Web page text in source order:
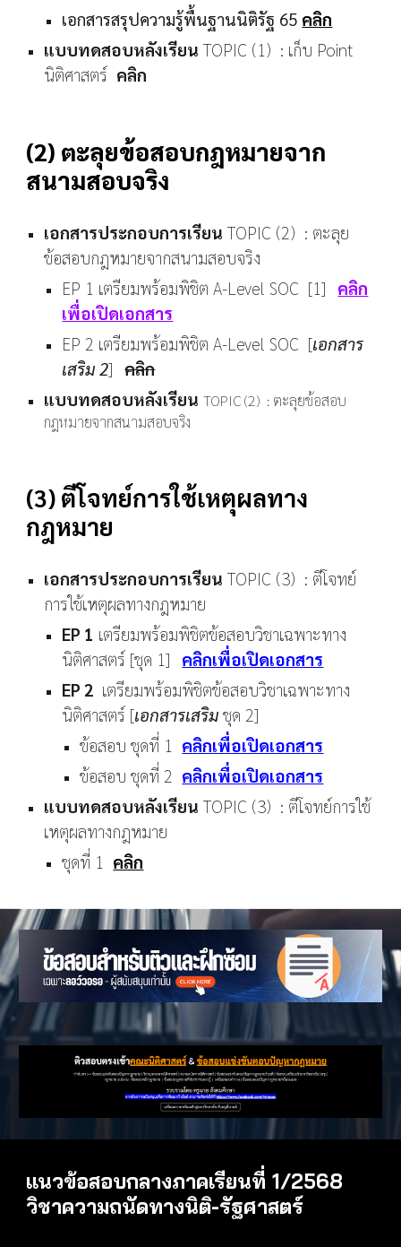
เอกสารสรุปความรู้พื้นฐานนิติรัฐ 65 คลิก
แบบทดสอบหลังเรียน TOPIC (1) : เก็บ Point
นิติศาสตร์ คลิก
(2) ตะลุยข้อสอบกฎหมายจาก
สนามสอบจริง
เอกสารประกอบการเรียน TOPIC (2) : ตะลุย
ข้อสอบกฎหมายจากสนามสอบจริง
EP 1 เตรียมพร้อมพิชิต A-Level SOC [1]
คลิก
เพื่อเปิดเอกสาร
EP 2 เตรียมพร้อมพิชิต A-Level SOC [เอกสาร
เสริม 2]
คลิก
แบบทดสอบหลังเรียน TOPIC (2) : ตะลุยข้อสอบ
กฎหมายจากสนามสอบจริง
(3) ตีโจทย์การใช้เหตุผลทาง
กฎหมาย
เอกสารประกอบการเรียน TOPIC (3) : ตีโจทย์
การใช้เหตุผลทางกฎหมาย
EP 1 เตรียมพร้อมพิชิตข้อสอบวิชาเฉพาะทาง
นิติศาสตร์ [ชุด 1]
คลิกเพื่อเปิดเอกสาร
EP 2 เตรียมพร้อมพิชิตข้อสอบวิชาเฉพาะทาง
นิติศาสตร์ [เอกสารเสริมชุด 2]
ข้อสอบ ชุดที่ 1 คลิกเพื่อเปิดเอกสาร
ข้อสอบ ชุดที่ 2 คลิกเพื่อเปิดเอกสาร
แบบทดสอบหลังเรียน TOPIC (3) : ตีโจทย์การใช้
เหตุผลทางกฎหมาย
ชุดที่ 1 คลิก
แนวข้อสอบกลางภาคเรียนที่ 1/2568
วิชาความถนัดทางนิติ-รัฐศาสตร์